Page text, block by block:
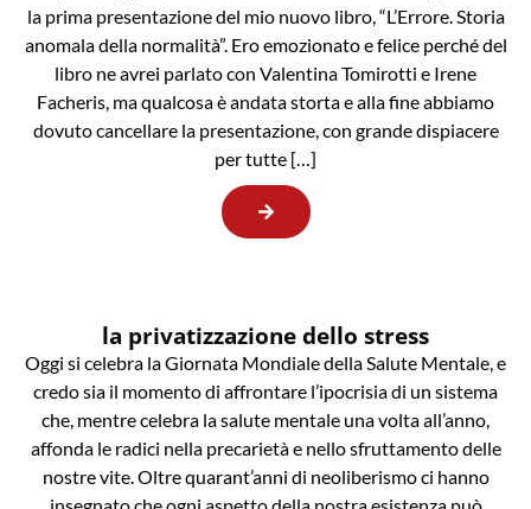
la prima presentazione del mio nuovo libro, “L’Errore. Storia
anomala della normalità”. Ero emozionato e felice perché del
libro ne avrei parlato con Valentina Tomirotti e Irene
Facheris, ma qualcosa è andata storta e alla fine abbiamo
dovuto cancellare la presentazione, con grande dispiacere
per tutte […]
la privatizzazione dello stress
Oggi si celebra la Giornata Mondiale della Salute Mentale, e
credo sia il momento di affrontare l’ipocrisia di un sistema
che, mentre celebra la salute mentale una volta all’anno,
affonda le radici nella precarietà e nello sfruttamento delle
nostre vite. Oltre quarant’anni di neoliberismo ci hanno